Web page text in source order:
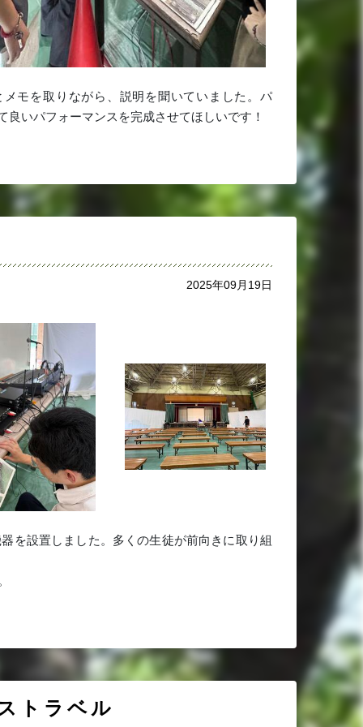
モを取りながら、説明を聞いていました。パ
いパフォーマンスを完成させてほしいです！
2025年09月19日
を設置しました。多くの生徒が前向きに取り組
トラベル